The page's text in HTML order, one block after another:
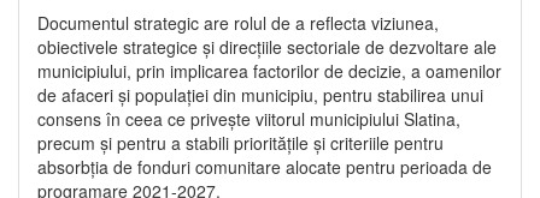
Documentul strategic are rolul de a reflecta viziunea,
obiectivele strategice și direcțiile sectoriale de dezvoltare ale
municipiului, prin implicarea factorilor de decizie, a oamenilor
de afaceri și populației din municipiu, pentru stabilirea unui
consens în ceea ce privește viitorul municipiului Slatina,
precum și pentru a stabili prioritățile și criteriile pentru
absorbția de fonduri comunitare alocate pentru perioada de
programare 2021-2027.